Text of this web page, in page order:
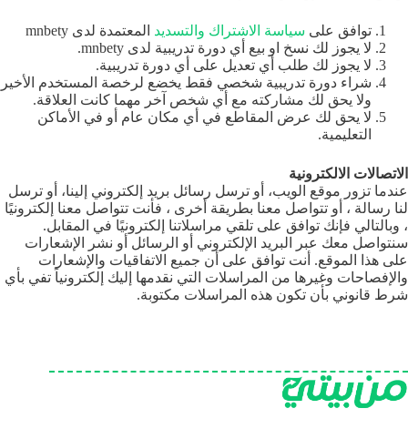
توافق على سياسة الاشتراك والتسديد المعتمدة لدى mnbety
لا يجوز لك نسخ او بيع أي دورة تدريبية لدى mnbety.
لا يجوز لك طلب أي تعديل على أي دورة تدريبية.
شراء دورة تدريبية شخصي فقط يخضع لرخصة المستخدم الأخير
ولا يحق لك مشاركته مع أي شخص آخر مهما كانت العلاقة.
لا يحق لك عرض المقاطع في أي مكان عام أو في الأماكن
التعليمية.
الاتصالات الالكترونية
عندما تزور موقع الويب، أو ترسل رسائل بريد إلكتروني إلينا، أو ترسل
لنا رسالة ، أو تتواصل معنا بطريقة أخرى ، فأنت تتواصل معنا إلكترونيًا
، وبالتالي فإنك توافق على تلقي مراسلاتنا إلكترونيًا في المقابل.
سنتواصل معك عبر البريد الإلكتروني أو الرسائل أو نشر الإشعارات
على هذا الموقع. أنت توافق على أن جميع الاتفاقيات والإشعارات
والإفصاحات وغيرها من المراسلات التي نقدمها إليك إلكترونياً تفي بأي
شرط قانوني بأن تكون هذه المراسلات مكتوبة.